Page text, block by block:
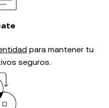
para mantener tu
seguros.